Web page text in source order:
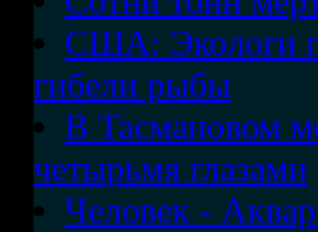
США: Экологи
гибели рыбы
В Тасмановом
четырьмя глазами
Человек -